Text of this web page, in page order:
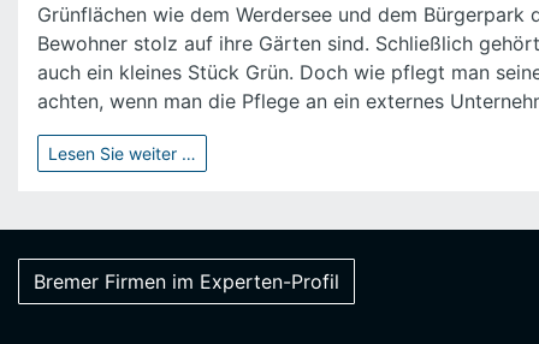
Grünflächen wie dem Werdersee und dem
Bewohner stolz auf ihre Gärten sind. Schließlich
auch ein kleines Stück Grün. Doch wie pflegt man
achten, wenn man die Pflege an ein externes
Lesen Sie weiter …
Bremer Firmen im Experten-Profil